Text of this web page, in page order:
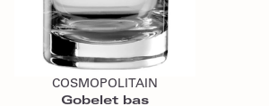
Ajouter au panier
COSMOPOLITAIN
Gobelet bas